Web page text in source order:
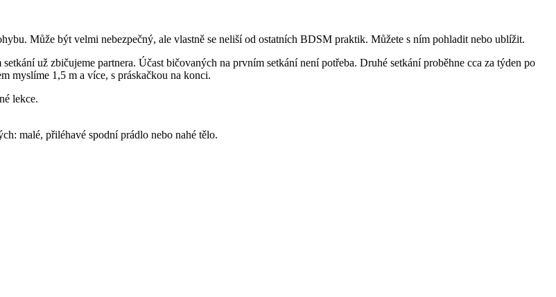
Může být velmi nebezpečný, ale vlastně se neliší od ostatních BDSM praktik. Můžete s ním pohladit nebo ublížit.
už zbičujeme partnera. Účast bičovaných na prvním setkání není potřeba. Druhé setkání proběhne cca za týden po
myslíme 1,5 m a více, s práskačkou na konci.
lekce.
malé, přiléhavé spodní prádlo nebo nahé tělo.